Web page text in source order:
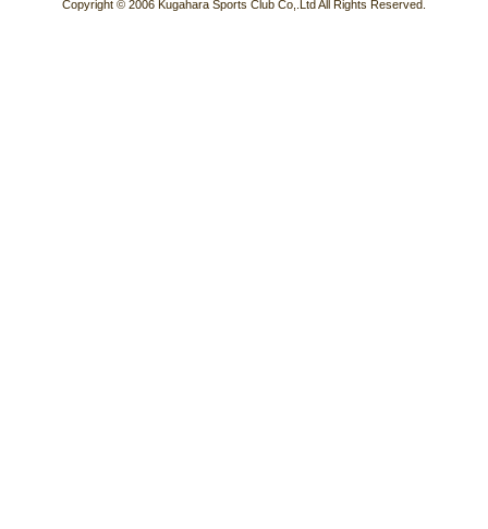
Copyright © 2006 Kugahara Sports Club Co,.Ltd All Rights Reserved.